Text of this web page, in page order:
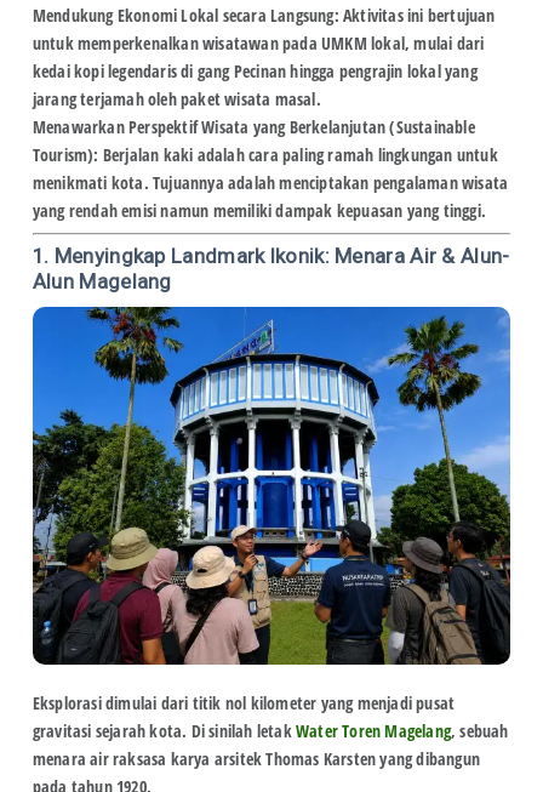
Mendukung Ekonomi Lokal secara Langsung: Aktivitas ini bertujuan
untuk memperkenalkan wisatawan pada UMKM lokal, mulai dari
kedai kopi legendaris di gang Pecinan hingga pengrajin lokal yang
jarang terjamah oleh paket wisata masal.
Menawarkan Perspektif Wisata yang Berkelanjutan (Sustainable
Tourism): Berjalan kaki adalah cara paling ramah lingkungan untuk
menikmati kota. Tujuannya adalah menciptakan pengalaman wisata
yang rendah emisi namun memiliki dampak kepuasan yang tinggi.
1. Menyingkap Landmark Ikonik: Menara Air & Alun-
Alun Magelang
Eksplorasi dimulai dari titik nol kilometer yang menjadi pusat
gravitasi sejarah kota. Di sinilah letakWater Toren Magelang, sebuah
menara air raksasa karya arsitek Thomas Karsten yang dibangun
pada tahun 1920.